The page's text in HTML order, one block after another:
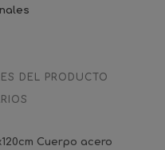
DEL PRODUCTO
Cuerpo acero